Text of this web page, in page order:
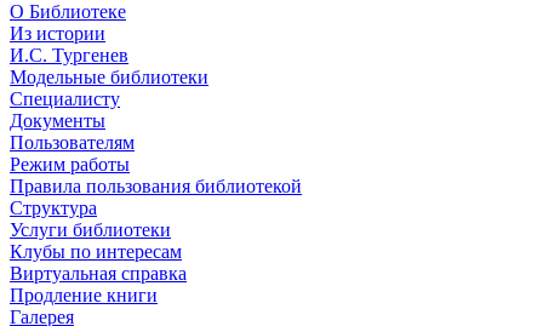
О Библиотеке
Из истории
И.С. Тургенев
Модельные библиотеки
Специалисту
Документы
Пользователям
Режим работы
Правила пользования библиотекой
Структура
Услуги библиотеки
Клубы по интересам
Виртуальная справка
Продление книги
Галерея